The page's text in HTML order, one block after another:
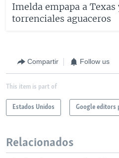
Imelda empapa a
torrenciales aguaceros
Compartir Follow us
This item is part of
Estados Unidos Google editors
Relacionados